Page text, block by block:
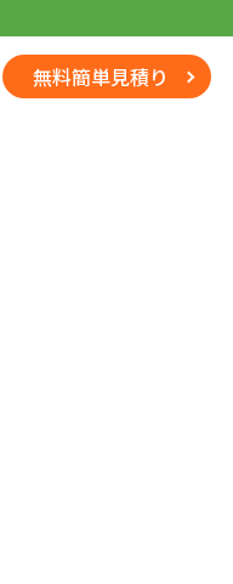
無料簡単見積り